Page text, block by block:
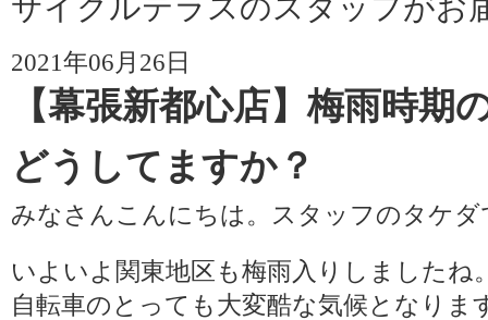
サイクルテラスのスタッフがお
2021年06月26日
【幕張新都心店】梅雨時期
どうしてますか？
みなさんこんにちは。スタッフのタケダ
いよいよ関東地区も梅雨入りしました
自転車のとっても大変酷な気候となりま